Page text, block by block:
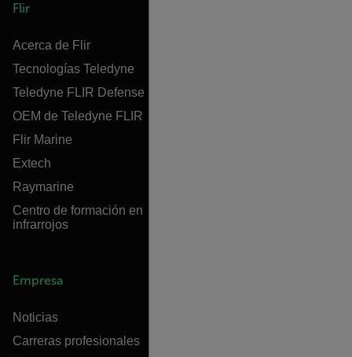
Flir
Acerca de Flir
Tecnologías Teledyne
Teledyne FLIR Defense
OEM de Teledyne FLIR
Flir Marine
Extech
Raymarine
Centro de formación en
infrarrojos
Empresa
Noticias
Carreras profesionales